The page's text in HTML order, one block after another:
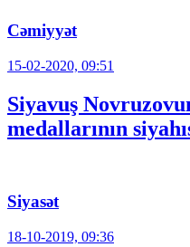
Cəmiyyət
15-02-2020, 09:51
Siyavuş
medallarının
Siyasət
18-10-2019, 09:36